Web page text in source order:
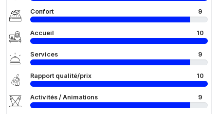
Confort 9
Accueil 10
Services 9
Rapport qualité/prix 10
Activités / Animations 9